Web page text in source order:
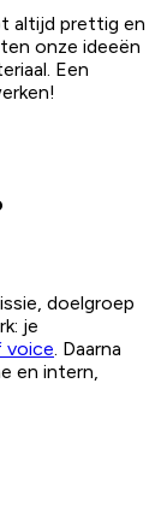
altijd prettig en
onze ideeën
Een
doelgroep
je
voice. Daarna
en intern,